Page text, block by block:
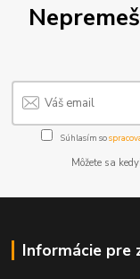
Súhlasím so
Môžete sa
Informácie pre